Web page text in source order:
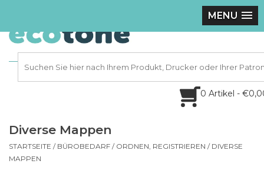
MENU
0 Artikel -
Diverse Mappen
STARTSEITE / BÜROBEDARF / ORDNEN, REGISTRIEREN / DIVERSE
MAPPEN